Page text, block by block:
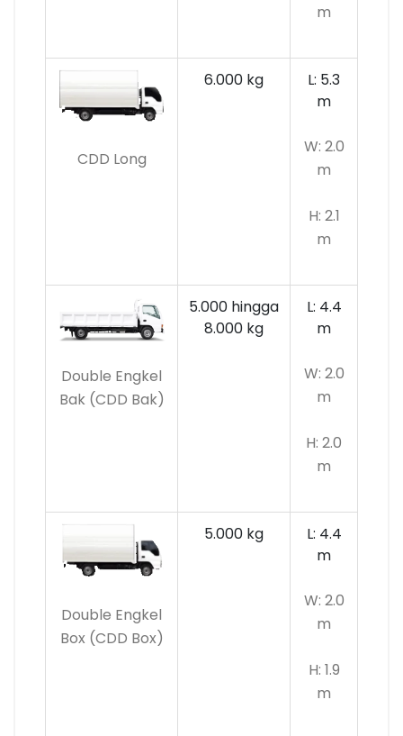
m
CDD Long
6.000 kg
L: 5.3
m
W: 2.0
m
H: 2.1
m
Double Engkel
Bak (CDD Bak)
5.000 hingga
8.000 kg
L: 4.4
m
W: 2.0
m
H: 2.0
m
Double Engkel
Box (CDD Box)
5.000 kg
L: 4.4
m
W: 2.0
m
H: 1.9
m